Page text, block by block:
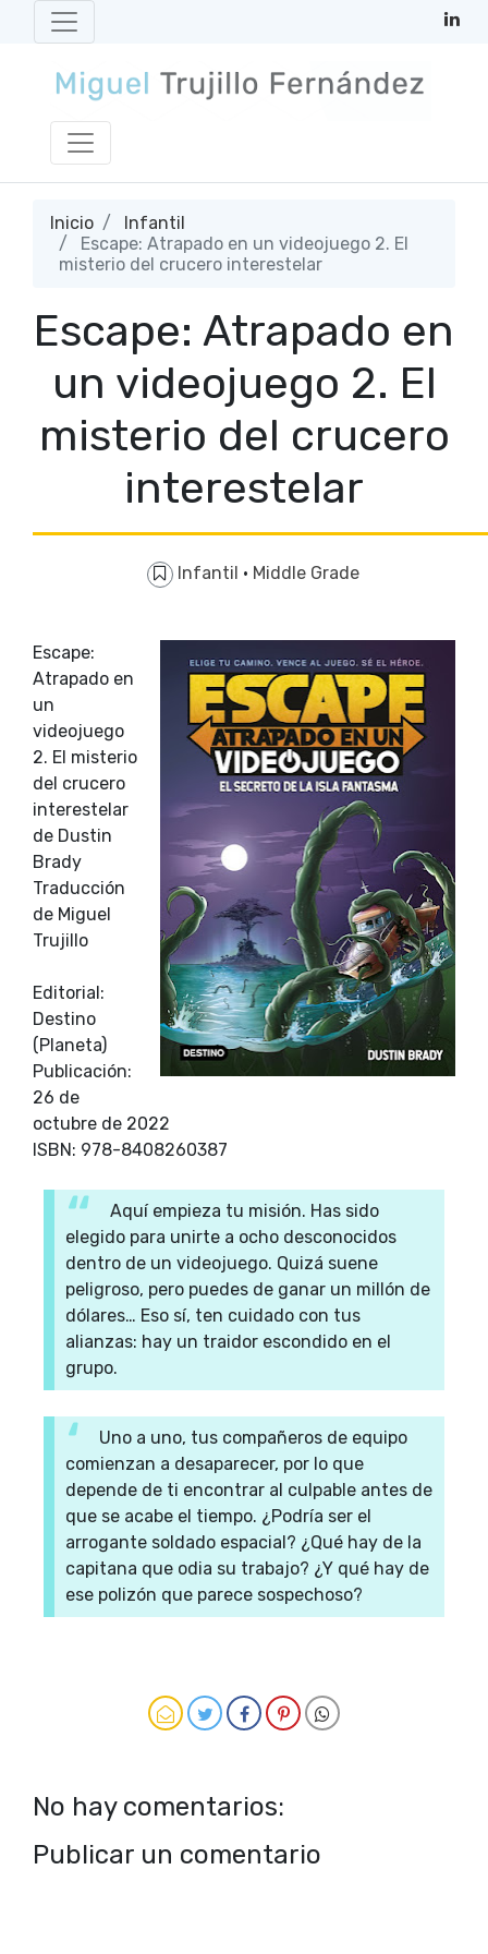
Inicio
Infantil
Escape: Atrapado en un videojuego 2. El
misterio del crucero interestelar
Escape: Atrapado en
un videojuego 2. El
misterio del crucero
interestelar
Infantil · Middle Grade
Escape:
Atrapado en
un
videojuego
2. El misterio
del crucero
interestelar
de Dustin
Brady
Traducción
de Miguel
Trujillo
Editorial:
Destino
(Planeta)
Publicación:
26 de
octubre de 2022
ISBN: 978-8408260387
Aquí empieza tu misión. Has sido
elegido para unirte a ocho desconocidos
dentro de un videojuego. Quizá suene
peligroso, pero puedes de ganar un millón de
dólares… Eso sí, ten cuidado con tus
alianzas: hay un traidor escondido en el
grupo.
Uno a uno, tus compañeros de equipo
comienzan a desaparecer, por lo que
depende de ti encontrar al culpable antes de
que se acabe el tiempo. ¿Podría ser el
arrogante soldado espacial? ¿Qué hay de la
capitana que odia su trabajo? ¿Y qué hay de
ese polizón que parece sospechoso?
No hay comentarios:
Publicar un comentario